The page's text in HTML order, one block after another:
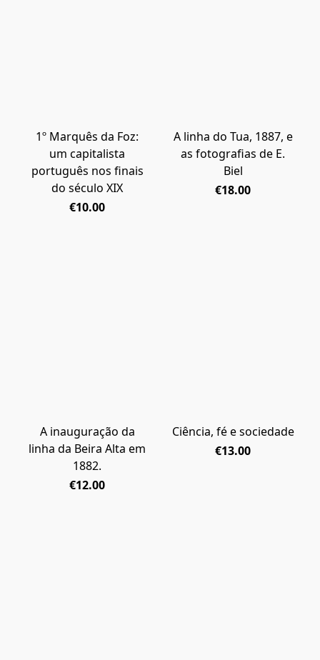
1º Marquês da Foz:
um capitalista
português nos finais
do século XIX
€10.00
A linha do Tua, 1887, e
as fotografias de E.
Biel
€18.00
A inauguração da
linha da Beira Alta em
1882.
€12.00
Ciência, fé e sociedade
€13.00